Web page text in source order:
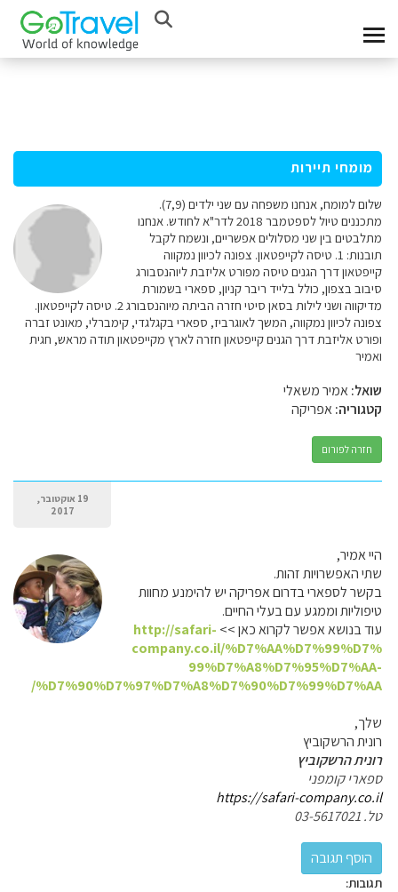
מומחי תיירות
שלום למומח, אנחנו משפחה עם שני ילדים (7,9).
מתכננים טיול לספטמבר 2018 לדר"א לחודש. אנחנו
מתלבטים בין שני מסלולים אפשריים, ונשמח לקבל
תובנות: 1. טיסה לקייפטאון. צפונה לכיוון נמקווה
קייפטאון דרך הגנים טיסה מפורט אליזבת ליוהנסבורג
סיבוב בצפון, כולל בלייד ריבר קניון, ספארי בשמורת
מדיקווה ושני לילות בסאן סיטי חזרה הביתה מיוהנסבורג 2. טיסה לקייפטאון.
צפונה לכיוון נמקווה, המשך לאוגרביז, ספארי בקגלגדי, קימברלי, מאונט זברה
ופורט אליזבת דרך הגנים קייפטאון חזרה לארץ מקייפטאון תודה מראש, חגית
ואמיר
שואל:אמיר משאלי
קטגוריה:אפריקה
חזרה לפורום
19 אוקטובר,
2017
היי אמיר,
שתי האפשרויות זהות.
בקשר לספארי בדרום אפריקה יש להימנע מחוות
טיפוליות וממגע עם בעלי החיים.
עוד בנושא אפשר לקרוא כאן >> http://safari-
company.co.il/%D7%AA%D7%99%D7%
99%D7%A8%D7%95%D7%AA-
%D7%90%D7%97%D7%A8%D7%90%D7%99%D7%AA/
שלך,
רונית הרשקוביץ
רונית הרשקוביץ
ספארי קומפני
https://safari-company.co.il
טל. 03-5617021
תגובות: